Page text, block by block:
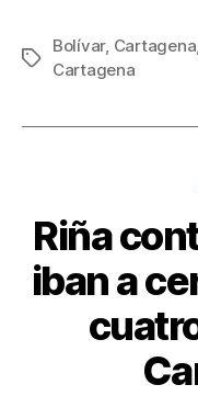
c
e
b
k
tt
er
ail
Etiquetas
Bolívar, Cartagena,
Cartagena
Riña
iban a